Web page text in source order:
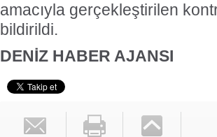
amacıyla gerçekleştirilen
bildirildi.
DENİZ HABER AJANSI